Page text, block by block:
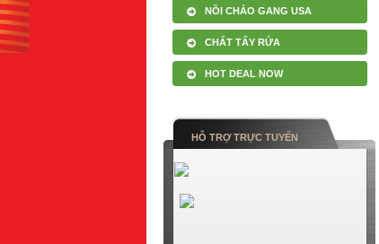
NỒI CHẢO GANG USA
CHẤT TẨY RỬA
HOT DEAL NOW
HỖ TRỢ TRỰC TUYẾN